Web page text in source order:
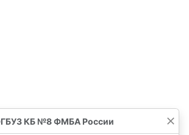
КБ №8 ФМБА России